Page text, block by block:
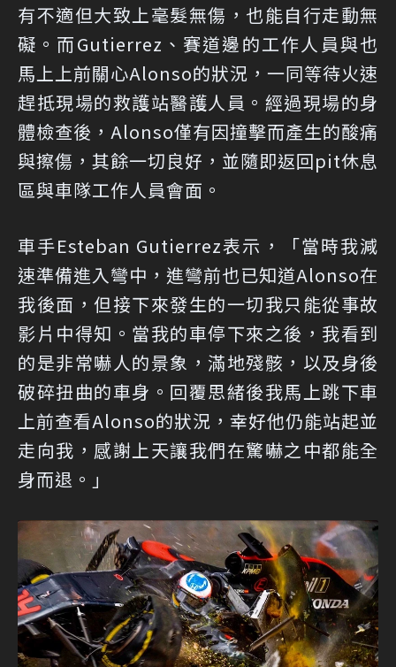
有不適但大致上毫髮無傷，也能自行走動無
礙。而Gutierrez、賽道邊的工作人員與也
馬上上前關心Alonso的狀況，一同等待火速
趕抵現場的救護站醫護人員。經過現場的身
體檢查後，Alonso僅有因撞擊而產生的酸痛
與擦傷，其餘一切良好，並隨即返回pit休息
區與車隊工作人員會面。
車手Esteban Gutierrez表示，「當時我減
速準備進入彎中，進彎前也已知道Alonso在
我後面，但接下來發生的一切我只能從事故
影片中得知。當我的車停下來之後，我看到
的是非常嚇人的景象，滿地殘骸，以及身後
破碎扭曲的車身。回覆思緒後我馬上跳下車
上前查看Alonso的狀況，幸好他仍能站起並
走向我，感謝上天讓我們在驚嚇之中都能全
身而退。」